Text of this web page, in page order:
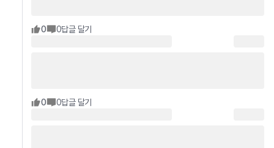
0 0답글 달기
0 0답글 달기